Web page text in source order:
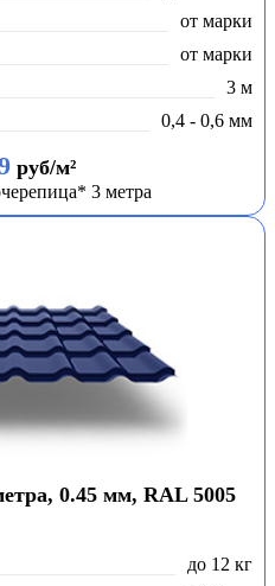
от марки
от марки
3 м
0,4 - 0,6 мм
руб/м²
3 метра
0.45 мм, RAL 5005
до 12 кг